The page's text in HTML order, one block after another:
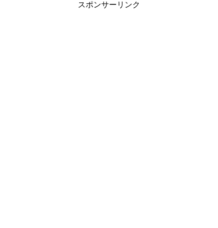
スポンサーリンク